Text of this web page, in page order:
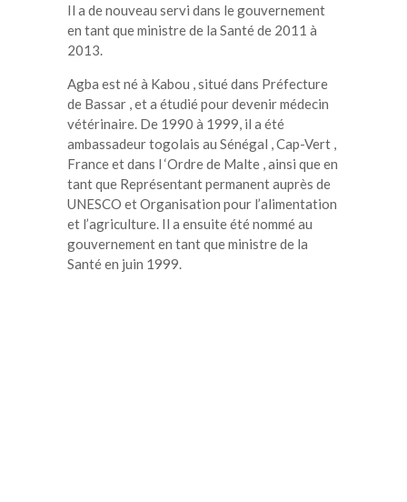
Il a de nouveau servi dans le gouvernement
en tant que ministre de la Santé de 2011 à
2013.
Agba est né à Kabou , situé dans Préfecture
de Bassar , et a étudié pour devenir médecin
vétérinaire. De 1990 à 1999, il a été
ambassadeur togolais au Sénégal , Cap-Vert ,
France et dans l ‘Ordre de Malte , ainsi que en
tant que Représentant permanent auprès de
UNESCO et Organisation pour l’alimentation
et l’agriculture. Il a ensuite été nommé au
gouvernement en tant que ministre de la
Santé en juin 1999.